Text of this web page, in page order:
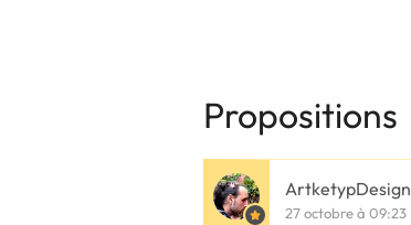
Propositions
ArtketypDesign
27 octobre à 09:23